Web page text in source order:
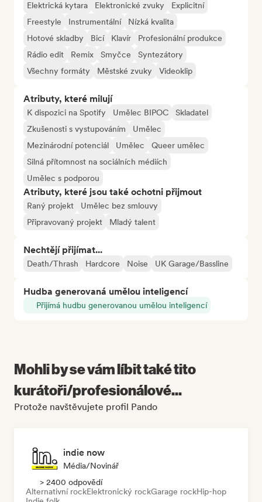
Elektrická kytara
Elektronické zvuky
Explicitní
Freestyle
Instrumentální
Nízká kvalita
Hotové skladby
Bicí Klavír
Profesionální produkce
Rádio edit
Remix Smyčce
Syntezátory
Všechny formáty
Městské zvuky Videoklip
Atributy, které milují
K dispozici na Spotify Umělec BIPOC
Skladatel
Zkušenosti s vystupováním
Umělec
Mezinárodní potenciál
Umělec
Queer umělec
Silná přítomnost na sociálních médiích
Umělec s podporou
Atributy, které jsou také ochotni přijmout
Raný projekt
Umělec bez smlouvy
Připravovaný projekt
Mladý talent
Nechtějí přijímat...
Death/Thrash Hardcore Noise UK Garage/Bassline
Hudba generovaná umělou inteligencí
Přijímá hudbu generovanou umělou inteligencí
Mohli by se vám líbit také tito
kurátoři/profesionálové...
Protože navštěvujete profil Pando
indie now
Média/novinář
> 2400 odpovědí
Alternativní rockElektronický rockGarage rockHip-hop